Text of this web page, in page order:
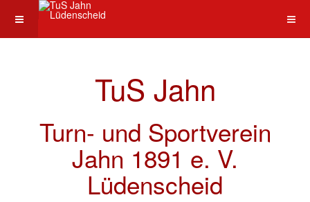
TuS Jahn
Turn- und Sportverein
Jahn 1891 e. V.
Lüdenscheid